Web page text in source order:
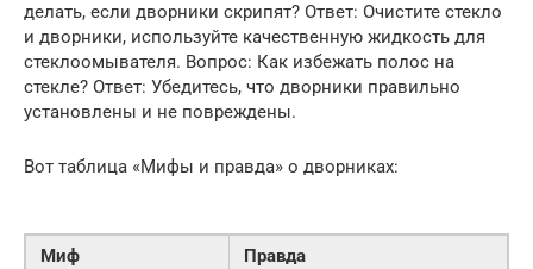
делать, если дворники скрипят? Ответ: Очистите стекло
и дворники, используйте качественную жидкость для
стеклоомывателя. Вопрос: Как избежать полос на
стекле? Ответ: Убедитесь, что дворники правильно
установлены и не повреждены.
Вот таблица «Мифы и правда» о дворниках:
Миф Правда